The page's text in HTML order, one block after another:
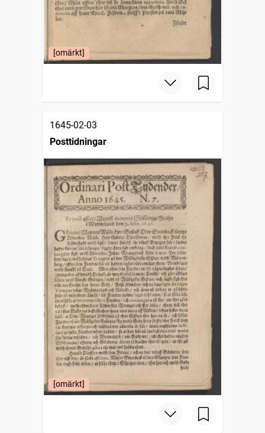
[omärkt]
1645-02-03
Posttidningar
[omärkt]